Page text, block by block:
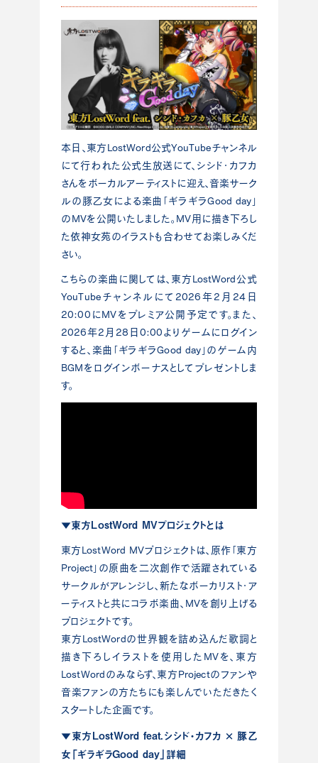
本日、東方LostWord公式YouTubeチャンネル
にて行われた公式生放送にて、シシド・カフカ
さんをボーカルアーティストに迎え、音楽サーク
ルの豚乙女による楽曲「ギラギラGood day」
のMVを公開いたしました。MV用に描き下ろし
た依神女苑のイラストも合わせてお楽しみくだ
さい。
こちらの楽曲に関しては、東方LostWord公式
YouTubeチャンネルにて2026年2月24日
20:00にMVをプレミア公開予定です。また、
2026年2月28日0:00よりゲームにログイン
すると、楽曲「ギラギラGood day」のゲーム内
BGMをログインボーナスとしてプレゼントしま
す。
▼東方LostWord MVプロジェクトとは
東方LostWord MVプロジェクトは、原作「東方
Project」の原曲を二次創作で活躍されている
サークルがアレンジし、新たなボーカリスト・ア
ーティストと共にコラボ楽曲、MVを創り上げる
プロジェクトです。
東方LostWordの世界観を詰め込んだ歌詞と
描き下ろしイラストを使用したMVを、東方
LostWordのみならず、東方Projectのファンや
音楽ファンの方たちにも楽しんでいただきたく
スタートした企画です。
▼東方LostWord feat.シシド・カフカ × 豚乙
女「ギラギラGood day」詳細